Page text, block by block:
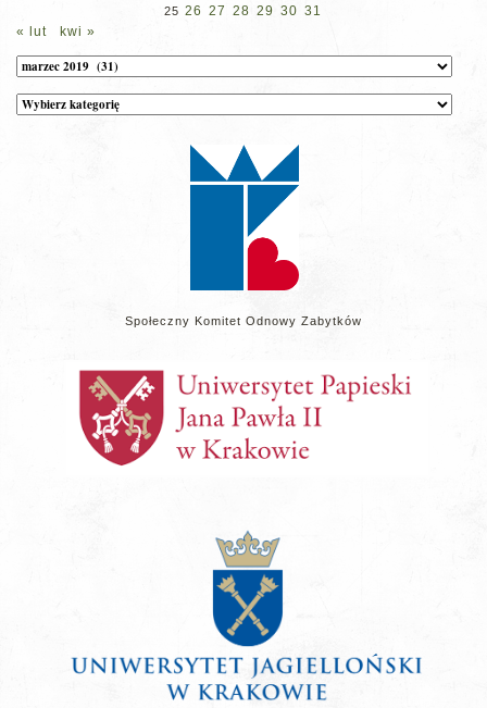
25 26 27 28 29 30 31
« lut
kwi »
Archiwum
Kategorie
wpisów
Społeczny Komitet Odnowy Zabytków